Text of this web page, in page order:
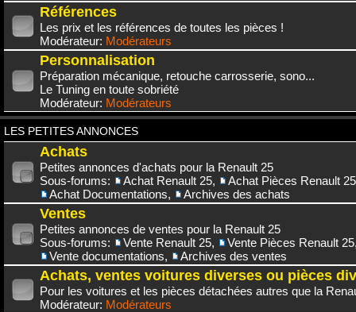
Références
Les prix et les références de toutes les pièces !
Modérateur: Modérateurs
Personnalisation
Préparation mécanique, retouche carrosserie, sono...
Le Tuning en toute sobriété
Modérateur: Modérateurs
LES PETITES ANNONCES
Achats
Petites annonces d'achats pour la Renault 25
Sous-forums:
Achat Renault 25,
Achat Pièces Renault 25
Achat Documentations, Archives des achats
Ventes
Petites annonces de ventes pour la Renault 25
Sous-forums:
Vente Renault 25, Vente Pièces Renault 25
Vente documentations, Archives des ventes
Achats, ventes voitures diverses ou pièces
Pour les voitures et les pièces détachées autres que la
Modérateur: Modérateurs